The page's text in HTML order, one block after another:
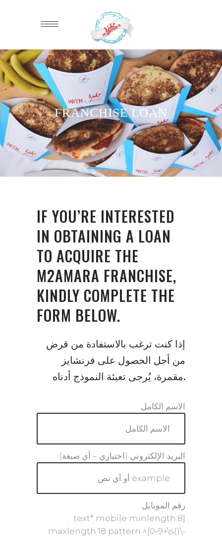
FRANCHISE LOAN
IF YOU’RE INTERESTED
IN OBTAINING A LOAN
TO ACQUIRE THE
M2AMARA FRANCHISE,
KINDLY COMPLETE THE
FORM BELOW.
إذا كنت ترغب بالاستفادة من قرض
من أجل الحصول على فرنشايز
مقمرة، يُرجى تعبئة النموذج أدناه.
الاسم الكامل
البريد الإلكتروني (اختياري – أي صيغة)
رقم الموبايل
[text* mobile minlength:8
maxlength:18 pattern:^[0-9+\s()\-